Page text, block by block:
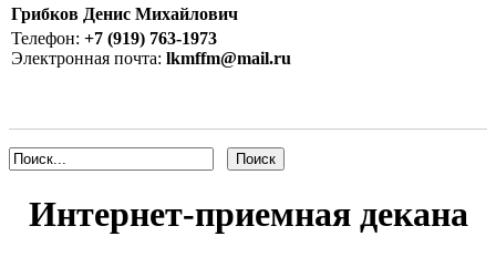
Грибков Денис Михайлович
Телефон: +7 (919) 763-1973
Электронная почта: lkmffm@mail.ru
Интернет-приемная декана